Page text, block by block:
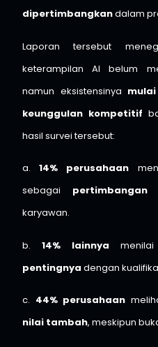
dipertimbangkandalam
Laporan tersebut
keterampilan AI belum
namun eksistensinya
keunggulan kompetitif
hasil survei tersebut:
a.14% perusahaan
sebagai pertimbangan
karyawan.
b. 14% lainnya
pentingnya dengan
c. 44% perusahaan
nilai tambah, meskipun